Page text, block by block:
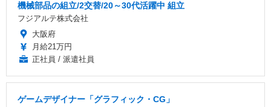
機械部品の組立/2交替/20～30代活躍中 組立
フジアルテ株式会社
大阪府
月給21万円
正社員 / 派遣社員
ゲームデザイナー「グラフィック・CG」